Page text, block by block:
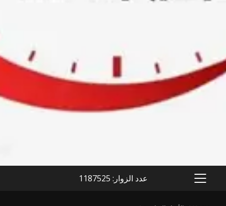
PRIMARY
عدد الزوار: 1187525